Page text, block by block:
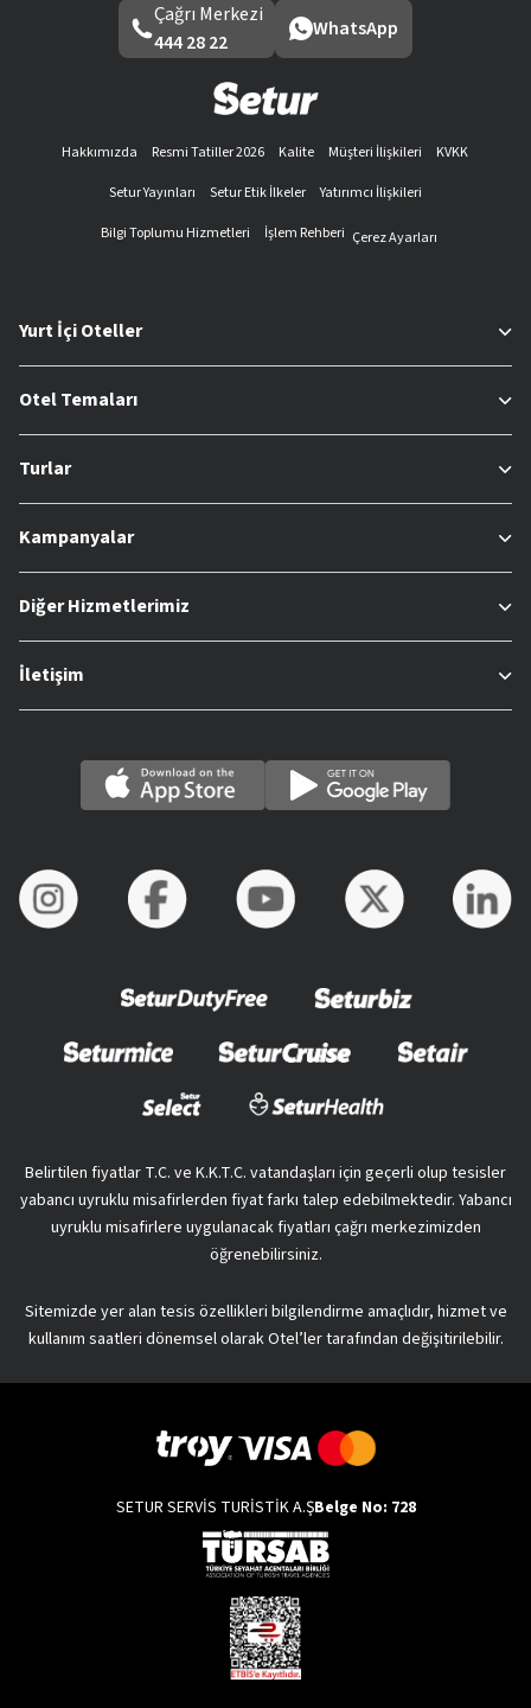
Çağrı Merkezi
444 28 22
WhatsApp
Hakkımızda Resmi Tatiller 2026 Kalite Müşteri İlişkileri
KVKK
Setur Yayınları
Setur Etik İlkeler
Yatırımcı İlişkileri
Bilgi Toplumu Hizmetleri
İşlem Rehberi Çerez Ayarları
Yurt İçi Oteller
Otel Temaları
Turlar
Kampanyalar
Diğer Hizmetlerimiz
İletişim
Belirtilen fiyatlar T.C. ve K.K.T.C. vatandaşları için geçerli olup tesisler
yabancı uyruklu misafirlerden fiyat farkı talep edebilmektedir. Yabancı
uyruklu misafirlere uygulanacak fiyatları çağrı merkezimizden
öğrenebilirsiniz.
Sitemizde yer alan tesis özellikleri bilgilendirme amaçlıdır, hizmet ve
kullanım saatleri dönemsel olarak Otel’ler tarafından değişitirilebilir.
SETUR SERVİS TURİSTİK A.ŞBelge No: 728